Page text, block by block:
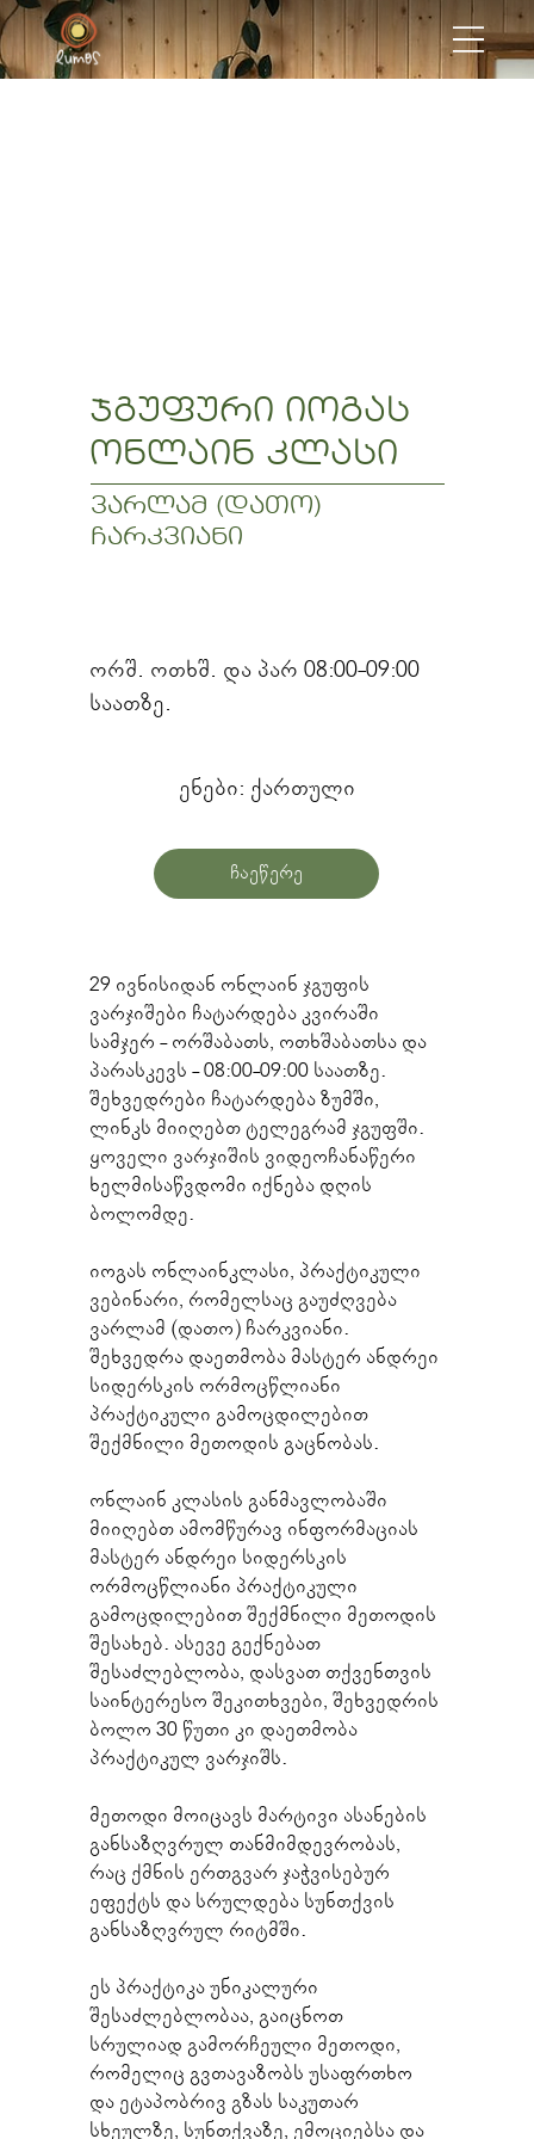
ჯგუფური იოგას
ონლაინ კლასი
ვარლამ (დათო)
ჩარკვიანი
ორშ. ოთხშ. და პარ 08:00-09:00
საათზე.
ენები: ქართული
ჩაეწერე
29 ივნისიდან ონლაინ ჯგუფის
ვარჯიშები ჩატარდება კვირაში
სამჯერ - ორშაბათს, ოთხშაბათსა და
პარასკევს - 08:00-09:00 საათზე.
შეხვედრები ჩატარდება ზუმში,
ლინკს მიიღებთ ტელეგრამ ჯგუფში.
ყოველი ვარჯიშის ვიდეოჩანაწერი
ხელმისაწვდომი იქნება დღის
ბოლომდე.
იოგას ონლაინკლასი, პრაქტიკული
ვებინარი, რომელსაც გაუძღვება
ვარლამ (დათო) ჩარკვიანი.
შეხვედრა დაეთმობა მასტერ ანდრეი
სიდერსკის ორმოცწლიანი
პრაქტიკული გამოცდილებით
შექმნილი მეთოდის გაცნობას.
ონლაინ კლასის განმავლობაში
მიიღებთ ამომწურავ ინფორმაციას
მასტერ ანდრეი სიდერსკის
ორმოცწლიანი პრაქტიკული
გამოცდილებით შექმნილი მეთოდის
შესახებ. ასევე გექნებათ
შესაძლებლობა, დასვათ თქვენთვის
საინტერესო შეკითხვები, შეხვედრის
ბოლო 30 წუთი კი დაეთმობა
პრაქტიკულ ვარჯიშს.
მეთოდი მოიცავს მარტივი ასანების
განსაზღვრულ თანმიმდევრობას,
რაც ქმნის ერთგვარ ჯაჭვისებურ
ეფექტს და სრულდება სუნთქვის
განსაზღვრულ რიტმში.
ეს პრაქტიკა უნიკალური
შესაძლებლობაა, გაიცნოთ
სრულიად გამორჩეული მეთოდი,
რომელიც გვთავაზობს უსაფრთხო
და ეტაპობრივ გზას საკუთარ
სხეულზე, სუნთქვაზე, ემოციებსა და